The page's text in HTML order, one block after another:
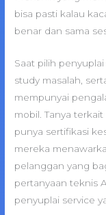
bisa pasti kalau
benar dan sama
Saat pilih
study masalah,
mempunyai
mobil. Tanya
punya sertifikasi
mereka
pelanggan yang
pertanyaan teknis
penyuplai service